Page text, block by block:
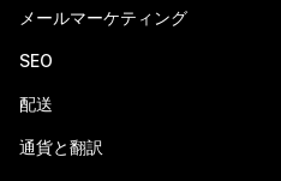
メールマーケティング
SEO
配送
通貨と翻訳